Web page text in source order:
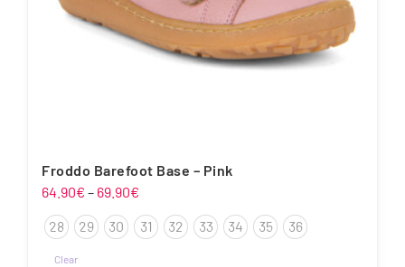
Froddo Barefoot Base – Pink
64.90€ – 69.90€
64.90€
kuni
28 29 30 31 32 33 34 35 36
Clear